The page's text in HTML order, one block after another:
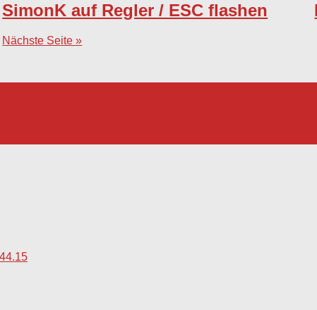
SimonK auf Regler / ESC flashen
Nächste Seite »